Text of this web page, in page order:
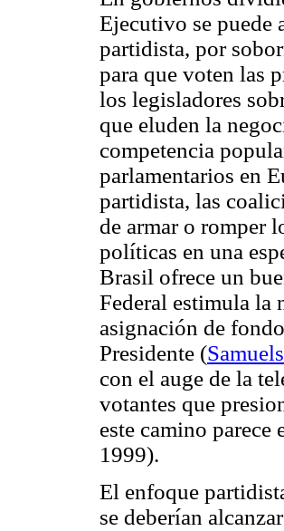
Ejecutivo se puede
partidista, por
para que voten las
los legisladores
que eluden la
competencia
parlamentarios en
partidista, las
de armar o romper
políticas en una
Brasil ofrece un
Federal estimula la
asignación de
Presidente (Samuels
con el auge de la
votantes que
este camino parece
1999).
El enfoque
se deberían